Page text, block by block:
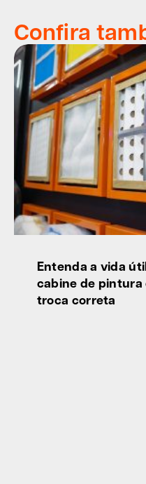
Confira
Entenda a vida
cabine de pintura
troca correta